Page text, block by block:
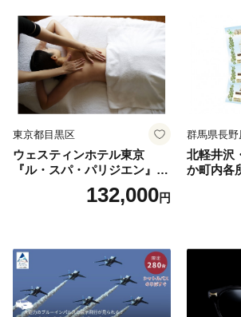
東京都目黒区
ウェスティンホテル東京
『ル・スパ・パリジエン』選
べるボディセラピー90分/1名
132,000円
群馬県長野
北軽井沢
か町内各
原町ふる
円分）